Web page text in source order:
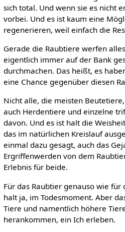
sich total. Und wenn sie es nicht
vorbei. Und es ist kaum eine
regenerieren, weil einfach die
Gerade die Raubtiere werfen
eigentlich immer auf der Bank
durchmachen. Das heißt, es
eine Chance gegenüber diesen
Nicht alle, die meisten
auch Herdentiere und einzelne
davon. Und es ist halt die
das im natürlichen Kreislauf
einmal dazu gesagt, auch das
Ergriffenwerden von dem
Erlebnis für beide.
Für das Raubtier genauso wie für
halt ja, im Todesmoment. Aber
Tiere und namentlich höhere
herankommen, ein Ich erleben.